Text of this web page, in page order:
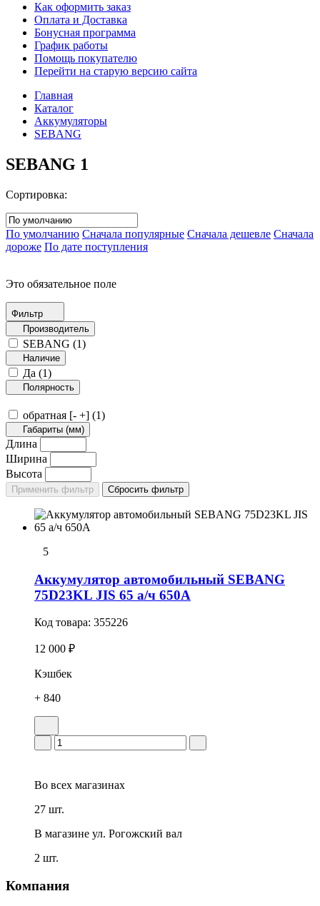
Как оформить заказ
Оплата и Доставка
Бонусная программа
График работы
Помощь покупателю
Перейти на старую версию сайта
Главная
Каталог
Аккумуляторы
SEBANG
SEBANG 1
Сортировка:
По умолчанию Сначала популярные Сначала дешевле Сначала
дороже По дате поступления
Это обязательное поле
Фильтр
Производитель
SEBANG (1)
Наличие
Да (1)
Полярность
обратная [- +] (1)
Габариты (мм)
Длина
Ширина
Высота
5
Аккумулятор автомобильный SEBANG
75D23KL JIS 65 а/ч 650А
Код товара: 355226
12 000 ₽
Кэшбек
+ 840
Во всех магазинах
27 шт.
В магазине ул. Рогожский вал
2 шт.
Компания